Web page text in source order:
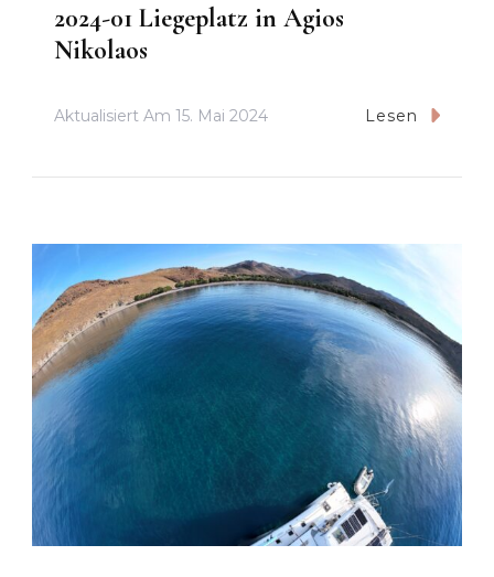
2024-01 Liegeplatz in Agios
Nikolaos
Aktualisiert Am 15. Mai 2024 Lesen